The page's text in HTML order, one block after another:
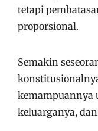
tetapi
proporsional.
Semakin
keluarganya,